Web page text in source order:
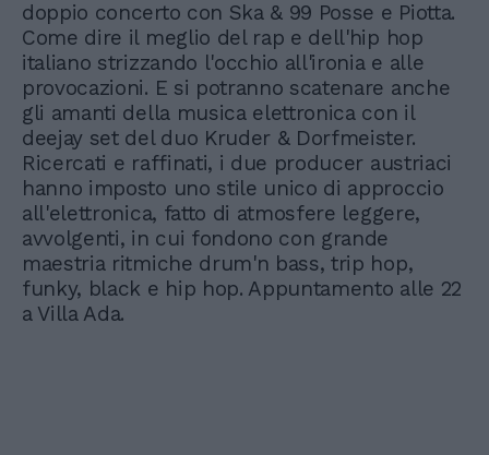
doppio concerto con Ska & 99 Posse e Piotta.
Come dire il meglio del rap e dell'hip hop
italiano strizzando l'occhio all'ironia e alle
provocazioni. E si potranno scatenare anche
gli amanti della musica elettronica con il
deejay set del duo Kruder & Dorfmeister.
Ricercati e raffinati, i due producer austriaci
hanno imposto uno stile unico di approccio
all'elettronica, fatto di atmosfere leggere,
avvolgenti, in cui fondono con grande
maestria ritmiche drum'n bass, trip hop,
funky, black e hip hop. Appuntamento alle 22
a Villa Ada.